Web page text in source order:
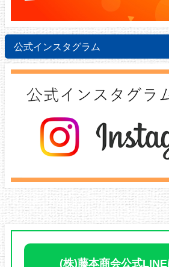
公式インスタグラム
(株)藤本商会公式LINE